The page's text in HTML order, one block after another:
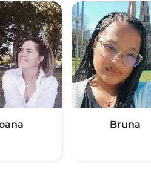
Bruna